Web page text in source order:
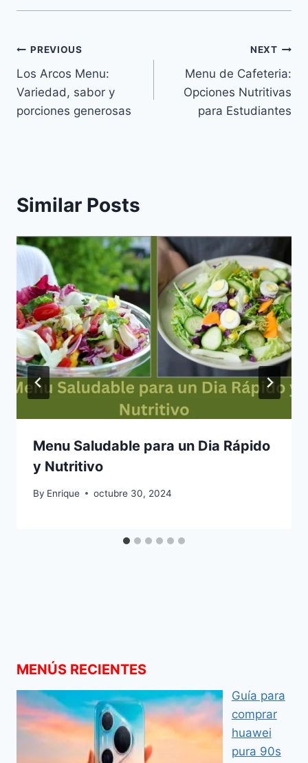
Navegación
de
entradas
PREVIOUS
Los Arcos Menu:
Variedad, sabor y
porciones generosas
NEXT
Menu de Cafeteria:
Opciones Nutritivas
para Estudiantes
Similar Posts
Menu Saludable para un Dia Rápido
y Nutritivo
By Enrique octubre 30, 2024
MENÚS RECIENTES
Guía para
comprar
huawei
pura 90s